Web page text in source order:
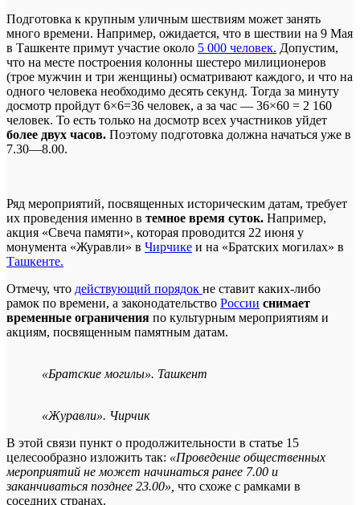
Подготовка к крупным уличным шествиям может занять
много времени. Например, ожидается, что в шествии на 9 Мая
в Ташкенте примут участие около 5 000 человек. Допустим,
что на месте построения колонны шестеро милиционеров
(трое мужчин и три женщины) осматривают каждого, и что на
одного человека необходимо десять секунд. Тогда за минуту
досмотр пройдут 6×6=36 человек, а за час — 36×60 = 2 160
человек. То есть только на досмотр всех участников уйдет
более двух часов. Поэтому подготовка должна начаться уже в
7.30—8.00.
Ряд мероприятий, посвященных историческим датам, требует
их проведения именно в темное время суток. Например,
акция «Свеча памяти», которая проводится 22 июня у
монумента «Журавли» в Чирчике и на «Братских могилах» в
Ташкенте.
Отмечу, что действующий порядок не ставит каких-либо
рамок по времени, а законодательство России снимает
временные ограничения по культурным мероприятиям и
акциям, посвященным памятным датам.
«Братские могилы». Ташкент
«Журавли». Чирчик
В этой связи пункт о продолжительности в статье 15
целесообразно изложить так: «Проведение общественных
мероприятий не может начинаться ранее 7.00 и
заканчиваться позднее 23.00», что схоже с рамками в
соседних странах.